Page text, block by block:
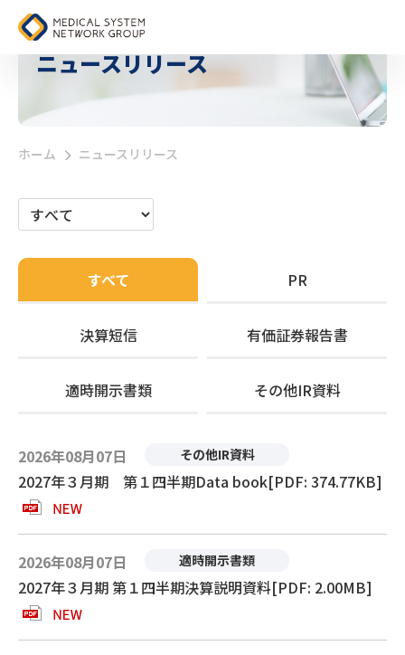
ニュースリリース
ホーム >
ニュースリリース
すべて PR
決算短信 有価証券報告書
適時開示書類 その他IR資料
2026年08月07日 その他IR資料
2027年３月期 第１四半期Data book[PDF: 374.77KB]
2026年08月07日 適時開示書類
2027年３月期 第１四半期決算説明資料[PDF: 2.00MB]